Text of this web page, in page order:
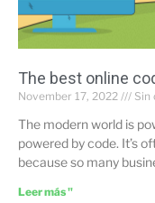
The best online
November 17, 2022 Sin
The modern world is
powered by code. It’s
because so many
Leer más "